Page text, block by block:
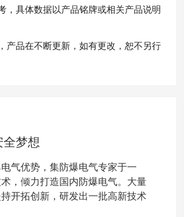
，具体数据以产品铭牌或相关产品说明
产品在不断更新，如有更改，恕不另行
全梦想
气优势，集防爆电气专家于一
，倾力打造国内防爆电气。大量
开拓创新，研发出一批高新技术